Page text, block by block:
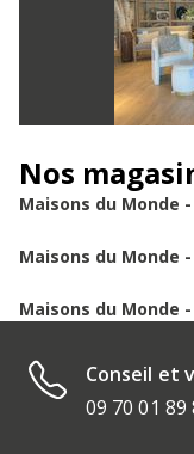
Nos
Maisons du Monde
Maisons du Monde
Maisons du Monde
Conseil et
09 70 01 89